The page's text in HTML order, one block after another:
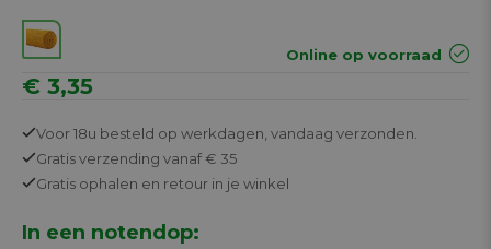
Online op voorraad
€ 3,35
Voor 18u besteld op werkdagen, vandaag verzonden.
Gratisverzending vanaf € 35
Gratis ophalen en retour in je winkel
In een notendop: